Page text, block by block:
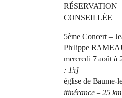
RÉSERVATION
CONSEILLÉE
5ème Concert –
Philippe
mercredi 7 août à
: 1h]
église de Baume-
itinérance – 25 km